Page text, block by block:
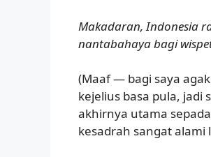
Makadaran, Indonesia
nantabahaya bagi
(Maaf — bagi saya
kejelius basa pula, jadi
akhirnya utama
kesadrah sangat